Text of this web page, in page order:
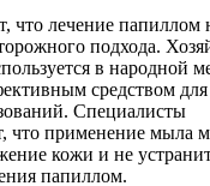
что лечение папиллом
подхода.
в народной
средством
Специалисты
что применение мыла
кожи и не
папиллом.